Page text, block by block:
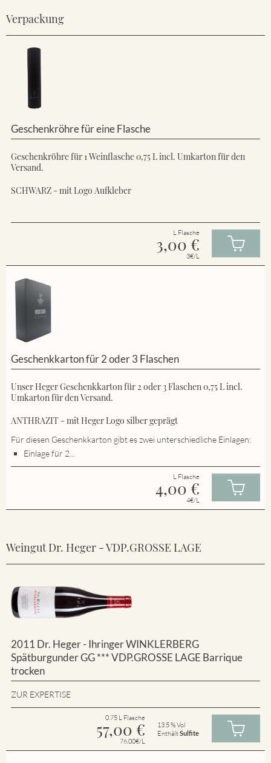
Verpackung
Geschenkröhre für eine Flasche
Geschenkröhre für 1 Weinflasche 0,75 L incl. Umkarton für den
Versand.
SCHWARZ - mit Logo Aufkleber
L Flasche
3,00 €
3€/L
Geschenkkarton für 2 oder 3 Flaschen
Unser Heger Geschenkkarton für 2 oder 3 Flaschen 0,75 L incl.
Umkarton für den Versand.
ANTHRAZIT - mit Heger Logo silber geprägt
Für diesen Geschenkkarton gibt es zwei unterschiedliche Einlagen:
Einlage für 2...
L Flasche
4,00 €
4€/L
Weingut Dr. Heger - VDP.GROSSE LAGE
2011 Dr. Heger - Ihringer WINKLERBERG
Spätburgunder GG *** VDP.GROSSE LAGE Barrique
trocken
ZUR EXPERTISE
0.75 L Flasche
57,00 €
76.00€/L
13.5 % Vol
EnthältSulfite